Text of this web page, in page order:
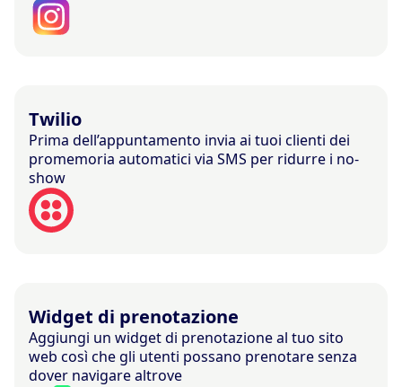
Twilio
Prima dell’appuntamento invia ai tuoi clienti dei
promemoria automatici via SMS per ridurre i no-
show
Widget di prenotazione
Aggiungi un widget di prenotazione al tuo sito
web così che gli utenti possano prenotare senza
dover navigare altrove